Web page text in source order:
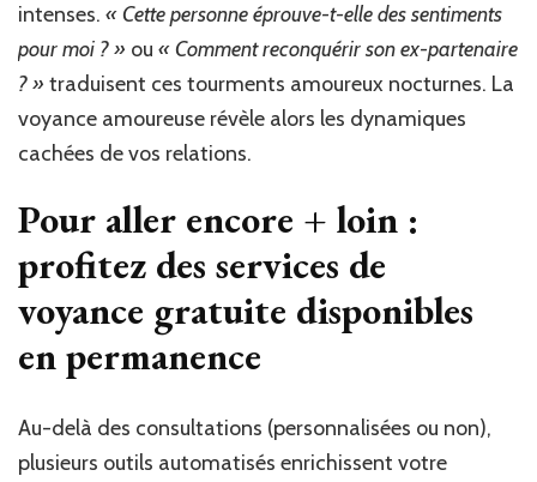
intenses. « Cette personne éprouve-t-elle des sentiments
pour moi ? » ou « Comment reconquérir son ex-partenaire
? » traduisent ces tourments amoureux nocturnes. La
voyance amoureuse révèle alors les dynamiques
cachées de vos relations.
Pour aller encore + loin :
profitez des services de
voyance gratuite disponibles
en permanence
Au-delà des consultations (personnalisées ou non),
plusieurs outils automatisés enrichissent votre